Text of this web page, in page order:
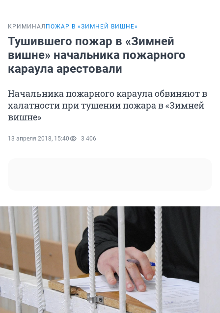
КРИМИНАЛ ПОЖАР В «ЗИМНЕЙ ВИШНЕ»
Тушившего пожар в «Зимней
вишне» начальника пожарного
караула арестовали
Начальника пожарного караула обвиняют в
халатности при тушении пожара в «Зимней
вишне»
13 апреля 2018, 15:40 3 406